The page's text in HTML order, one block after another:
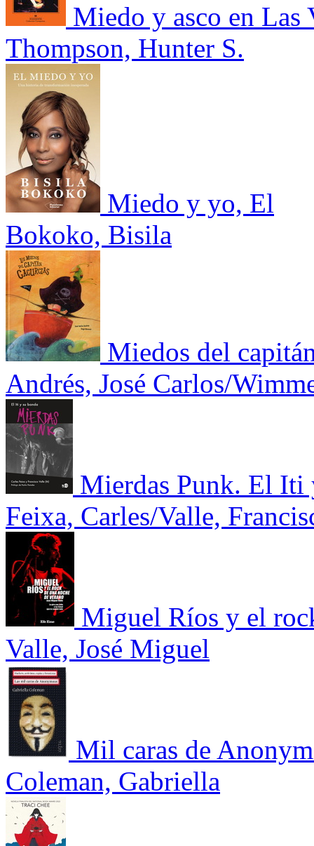
Miedo y asco en Las
Thompson, Hunter S.
Miedo y yo, El
Bokoko, Bisila
Miedos del
Andrés, José Carlos/
Mierdas Punk. El Iti
Feixa, Carles/Valle,
Miguel Ríos y el
Valle, José Miguel
Mil caras de
Coleman, Gabriella